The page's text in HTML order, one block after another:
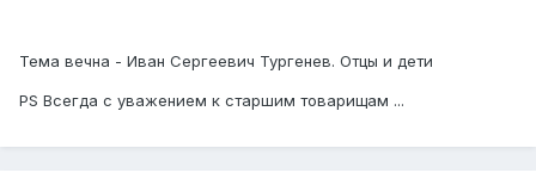
Тема вечна - Иван Сергеевич Тургенев. Отцы и дети
PS Всегда с уважением к старшим товарищам ...